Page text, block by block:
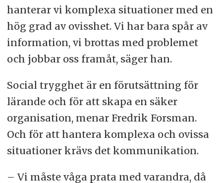
hanterar vi komplexa situationer med en
hög grad av ovisshet. Vi har bara spår av
information, vi brottas med problemet
och jobbar oss framåt, säger han.
Social trygghet är en förutsättning för
lärande och för att skapa en säker
organisation, menar Fredrik Forsman.
Och för att hantera komplexa och ovissa
situationer krävs det kommunikation.
– Vi måste våga prata med varandra, då